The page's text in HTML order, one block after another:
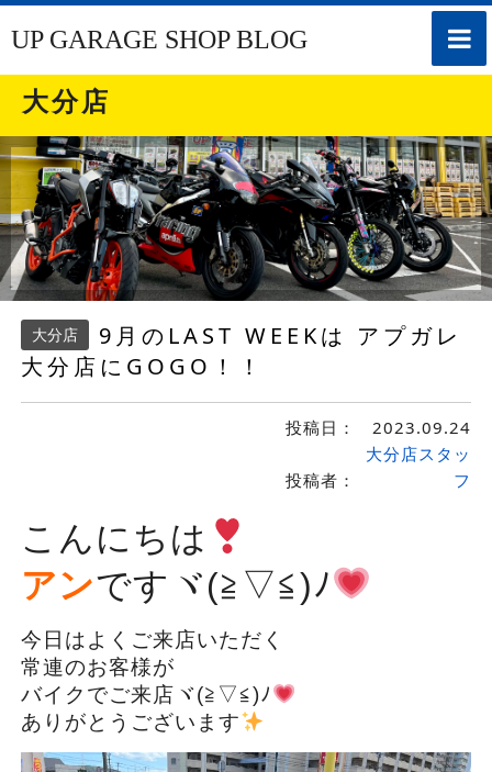
toggle
UP GARAGE SHOP BLOG
大分店
大分店
9月のLAST WEEKは アプガレ
大分店にGOGO！！
投稿日： 2023.09.24
投稿者：
大分店スタッ
フ
こんにちは
アンですヾ(≧▽≦)ﾉ
今日はよくご来店いただく
常連のお客様が
バイクでご来店ヾ(≧▽≦)ﾉ
ありがとうございます